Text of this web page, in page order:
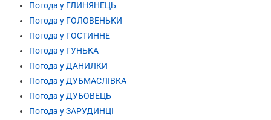
Погода у ГЛИНЯНЕЦЬ
Погода у ГОЛОВЕНЬКИ
Погода у ГОСТИННЕ
Погода у ГУНЬКА
Погода у ДАНИЛКИ
Погода у ДУБМАСЛІВКА
Погода у ДУБОВЕЦЬ
Погода у ЗАРУДИНЦІ